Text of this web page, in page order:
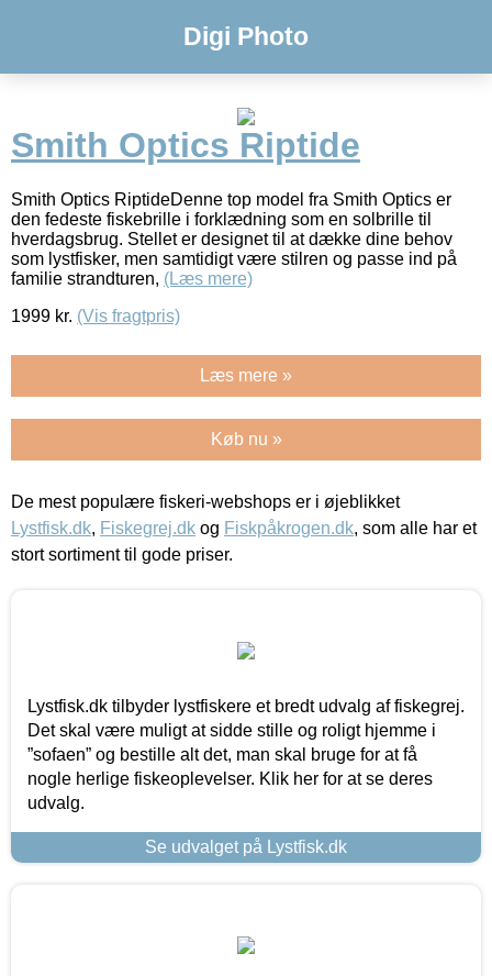
Digi Photo
Smith Optics Riptide
Smith Optics RiptideDenne top model fra Smith Optics er
den fedeste fiskebrille i forklædning som en solbrille til
hverdagsbrug. Stellet er designet til at dække dine behov
som lystfisker, men samtidigt være stilren og passe ind på
familie strandturen, (Læs mere)
1999 kr. (Vis fragtpris)
Læs mere »
Køb nu »
De mest populære fiskeri-webshops er i øjeblikket
Lystfisk.dk, Fiskegrej.dk og Fiskpåkrogen.dk, som alle har et
stort sortiment til gode priser.
Lystfisk.dk tilbyder lystfiskere et bredt udvalg af fiskegrej.
Det skal være muligt at sidde stille og roligt hjemme i
”sofaen” og bestille alt det, man skal bruge for at få
nogle herlige fiskeoplevelser. Klik her for at se deres
udvalg.
Se udvalget på Lystfisk.dk